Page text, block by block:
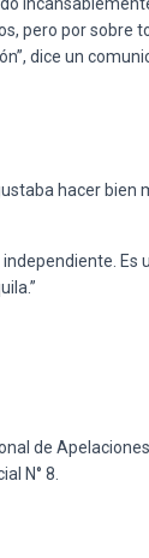
pero por sobre
dice un
hacer bien
de
N° 8.